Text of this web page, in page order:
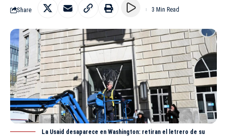
Share 3 Min Read
La Usaid desaparece en Washington: retiran el letrero de su